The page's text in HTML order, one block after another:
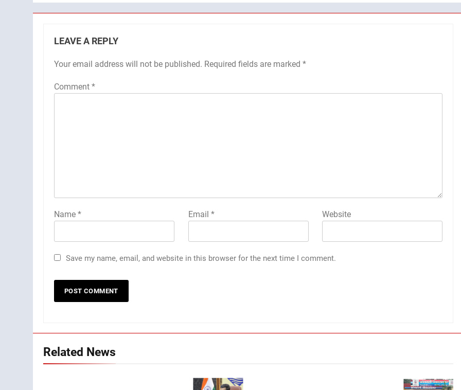
LEAVE A REPLY
Your email address will not be published. Required fields are marked *
Comment *
Name * Email * Website
Save my name, email, and website in this browser for the next time I comment.
Related News